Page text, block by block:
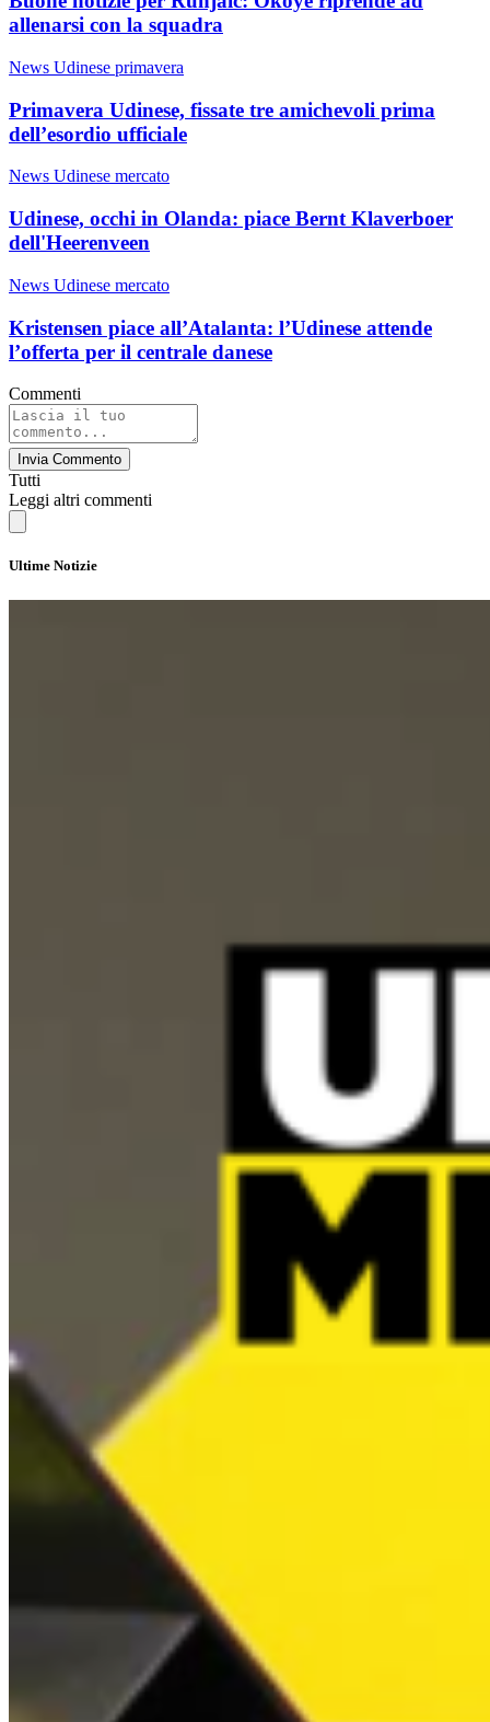
allenarsi con la squadra
News Udinese primavera
Primavera Udinese, fissate tre amichevoli prima
dell’esordio ufficiale
News Udinese mercato
Udinese, occhi in Olanda: piace Bernt Klaverboer
dell'Heerenveen
News Udinese mercato
Kristensen piace all’Atalanta: l’Udinese attende
l’offerta per il centrale danese
Commenti
Invia Commento
Tutti
Leggi altri commenti
Ultime Notizie